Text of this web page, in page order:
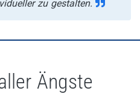
zu gestalten.
Ängste